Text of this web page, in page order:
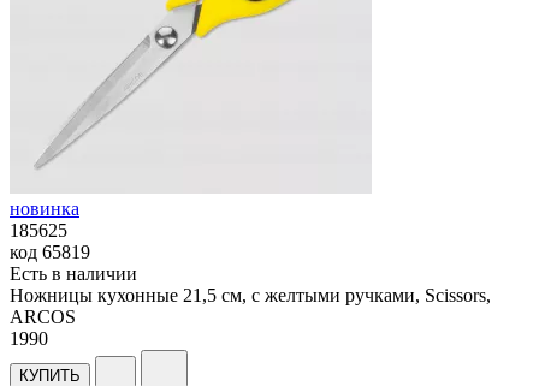
новинка
185625
код 65819
Есть в наличии
Ножницы кухонные 21,5 см, с желтыми ручками, Scissors,
ARCOS
1990
КУПИТЬ